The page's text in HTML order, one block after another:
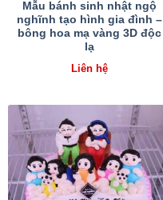
Mẫu bánh sinh nhật ngộ
nghĩnh tạo hình gia đình –
bông hoa mạ vàng 3D độc
lạ
Liên hệ